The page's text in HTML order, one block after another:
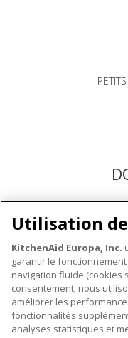
Téléchargez les
produit pour
À PROPOS DE
Utilisation
KitchenAid Europa, Inc.
garantir le
navigation fluide (cookies
consentement, nous
améliorer les
fonctionnalités
analyses statistiques et